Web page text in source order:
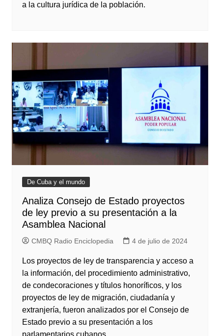
a la cultura jurídica de la población.
De Cuba y el mundo
Analiza Consejo de Estado proyectos
de ley previo a su presentación a la
Asamblea Nacional
CMBQ Radio Enciclopedia 4 de julio de 2024
Los proyectos de ley de transparencia y acceso a
la información, del procedimiento administrativo,
de condecoraciones y títulos honoríficos, y los
proyectos de ley de migración, ciudadanía y
extranjería, fueron analizados por el Consejo de
Estado previo a su presentación a los
parlamentarios cubanos.